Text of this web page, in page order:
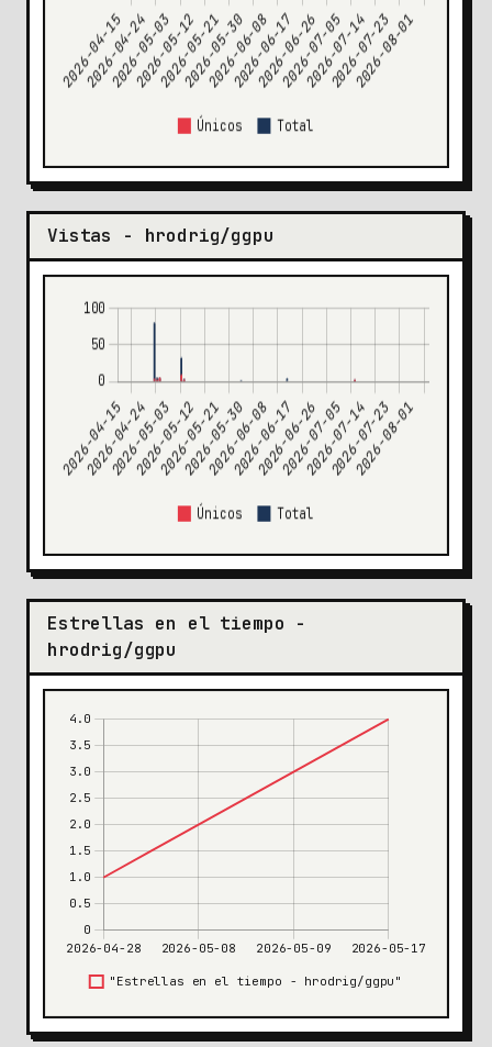
Vistas - hrodrig/ggpu
Estrellas en el tiempo -
hrodrig/ggpu